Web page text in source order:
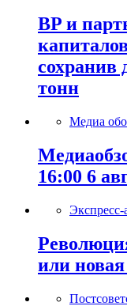
BP и
сохранив
тонн
Медиа
16:00 6
Экспресс-
или